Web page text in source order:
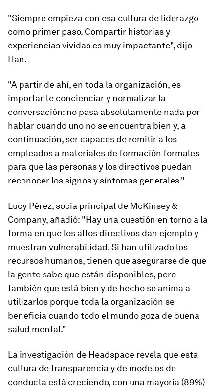
"Siempre empieza con esa cultura de liderazgo
como primer paso. Compartir historias y
experiencias vividas es muy impactante", dijo
Han.
"A partir de ahí, en toda la organización, es
importante concienciar y normalizar la
conversación: no pasa absolutamente nada por
hablar cuando uno no se encuentra bien y, a
continuación, ser capaces de remitir a los
empleados a materiales de formación formales
para que las personas y los directivos puedan
reconocer los signos y síntomas generales."
Lucy Pérez, socia principal de McKinsey &
Company, añadió: "Hay una cuestión en torno a la
forma en que los altos directivos dan ejemplo y
muestran vulnerabilidad. Si han utilizado los
recursos humanos, tienen que asegurarse de que
la gente sabe que están disponibles, pero
también que está bien y de hecho se anima a
utilizarlos porque toda la organización se
beneficia cuando todo el mundo goza de buena
salud mental."
La investigación de Headspace revela que esta
cultura de transparencia y de modelos de
conducta está creciendo, con una mayoría (89%)